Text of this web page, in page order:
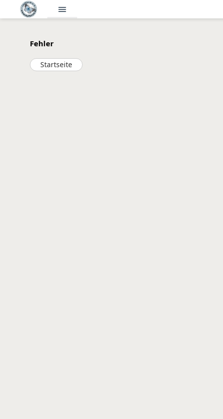
menu
Fehler
Startseite